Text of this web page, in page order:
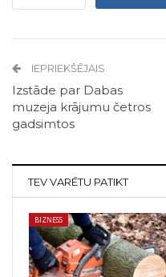
IEPRIEKŠĒJAIS
Izstāde par Dabas
muzeja krājumu četros
gadsimtos
TEV VARĒTU PATIKT
BIZNESS